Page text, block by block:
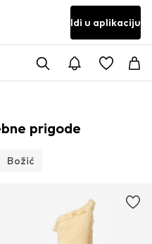
Idi u aplikaciju
prigode
Božić